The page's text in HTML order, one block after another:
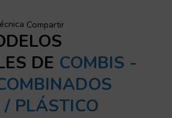
Compartir
DE COMBIS -
PLÁSTICO